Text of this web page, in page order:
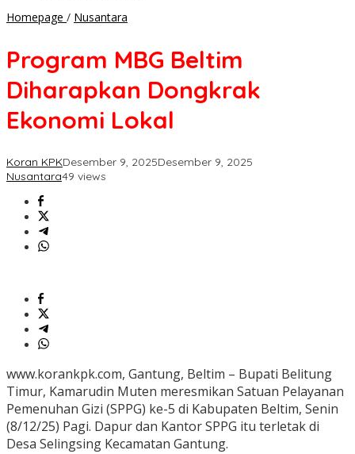
Homepage / Nusantara
Diharapkan
Ekonomi
Program MBG Beltim
Diharapkan Dongkrak
Ekonomi Lokal
Koran KPKDesember 9, 2025Desember 9, 2025
Nusantara49 views
www.korankpk.com, Gantung, Beltim – Bupati Belitung
Timur, Kamarudin Muten meresmikan Satuan Pelayanan
Pemenuhan Gizi (SPPG) ke-5 di Kabupaten Beltim, Senin
(8/12/25) Pagi. Dapur dan Kantor SPPG itu terletak di
Desa Selingsing Kecamatan Gantung.